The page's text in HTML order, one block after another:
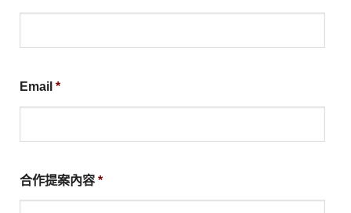
Email *
合作提案內容 *